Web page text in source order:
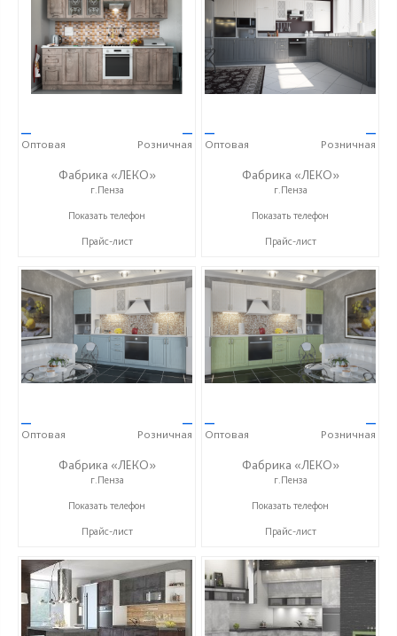
—
Оптовая
—
Розничная
Фабрика «ЛЕКО»
г.Пенза
+7 (800) 222-93-90
Показать телефон
Прайс-лист
—
Оптовая
—
Розничная
Фабрика «ЛЕКО»
г.Пенза
+7 (800) 222-93-90
Показать телефон
Прайс-лист
—
Оптовая
—
Розничная
Фабрика «ЛЕКО»
г.Пенза
+7 (800) 222-93-90
Показать телефон
Прайс-лист
—
Оптовая
—
Розничная
Фабрика «ЛЕКО»
г.Пенза
+7 (800) 222-93-90
Показать телефон
Прайс-лист